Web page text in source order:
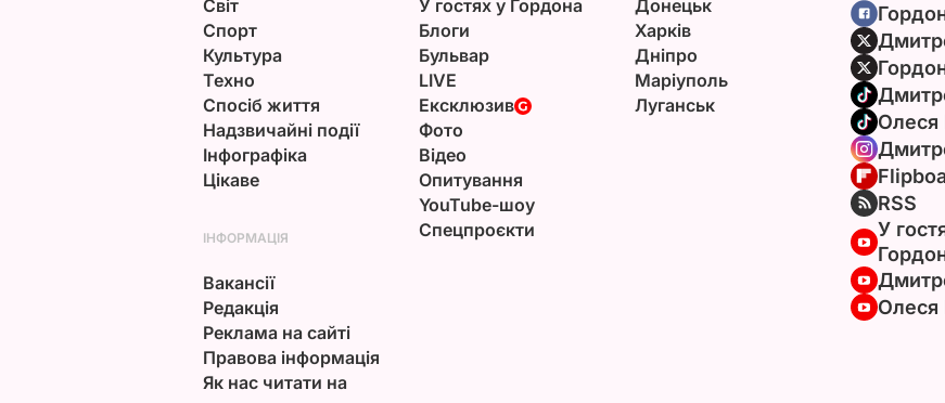
Світ
Спорт
Культура
Техно
Спосіб життя
Надзвичайні події
Інфографіка
Цікаве
У гостях у Гордона
Блоги
Бульвар
LIVE
Ексклюзив
Фото
Відео
Опитування
YouTube-шоу
Спецпроєкти
Донецьк
Харків
Дніпро
Маріуполь
Луганськ
Олеся
RSS
У
Олеся
ІНФОРМАЦІЯ
Вакансії
Редакція
Реклама на сайті
Правова інформація
Як нас читати на